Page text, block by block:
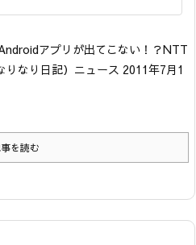
アプリが出てこない！？NTT
りなり日記） ニュース 2011年7月1
を読む